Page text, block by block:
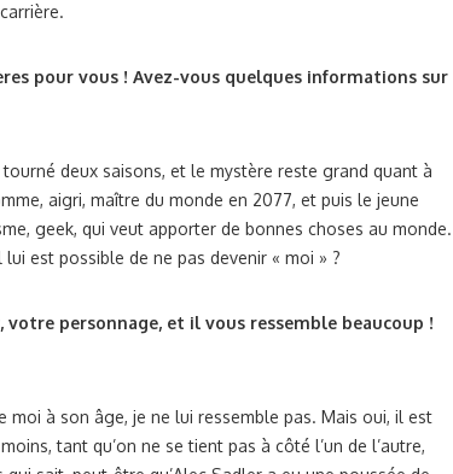
pour vous ! Avez-vous quelques informations sur
deux saisons, et le mystère reste grand quant à
aigri, maître du monde en 2077, et puis le jeune
geek, qui veut apporter de bonnes choses au monde.
est possible de ne pas devenir « moi » ?
votre personnage, et il vous ressemble beaucoup !
à son âge, je ne lui ressemble pas. Mais oui, il est
tant qu’on ne se tient pas à côté l’un de l’autre,